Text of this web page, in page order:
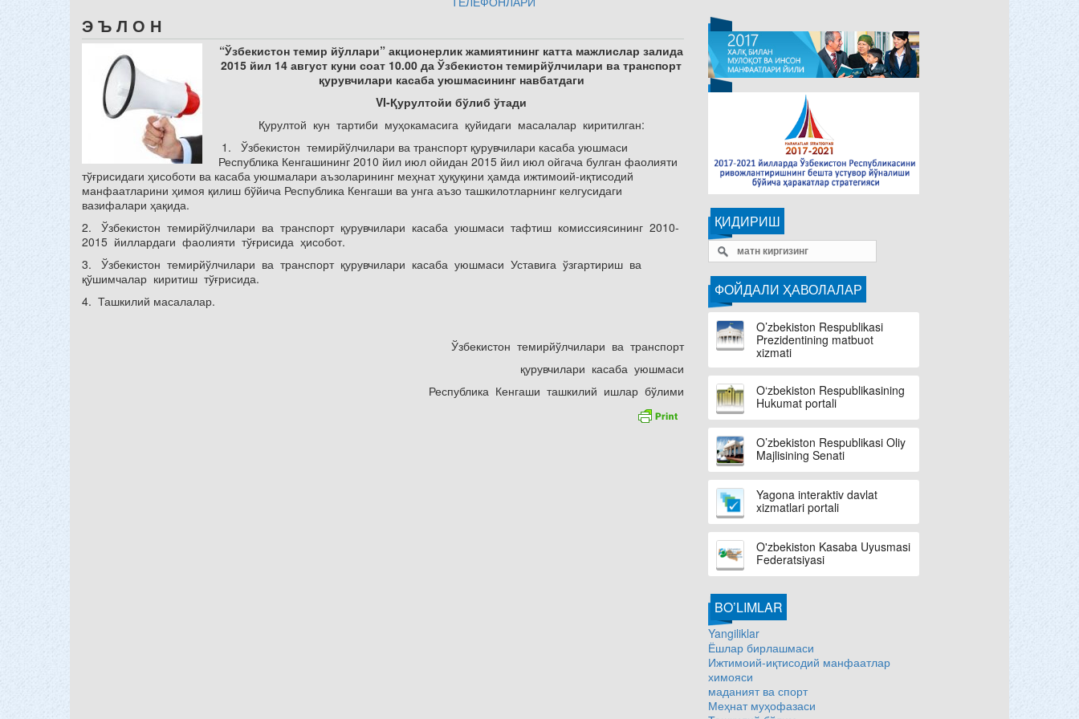
Э Ъ Л О Н
“Ўзбекистон темир йўллари” акционерлик жамиятининг катта мажлислар залида
2015 йил 14 август куни соат 10.00 да Ўзбекистон темирйўлчилари ва транспорт
қурувчилари касаба уюшмасининг навбатдаги
VI-Қурултойи бўлиб ўтади
Қурултой кун тартиби муҳокамасига қуйидаги масалалар киритилган:
1. Ўзбекистон темирйўлчилари ва транспорт қурувчилари касаба уюшмаси
Республика Кенгашининг 2010 йил июл ойидан 2015 йил июл ойгача булган фаолияти
тўғрисидаги ҳисоботи ва касаба уюшмалари аъзоларининг меҳнат ҳуқуқини ҳамда ижтимоий-иқтисодий
манфаатларини ҳимоя қилиш бўйича Республика Кенгаши ва унга аъзо ташкилотларнинг келгусидаги
вазифалари ҳақида.
2. Ўзбекистон темирйўлчилари ва транспорт қурувчилари касаба уюшмаси тафтиш комиссиясининг 2010-
2015 йиллардаги фаолияти тўғрисида ҳисобот.
3. Ўзбекистон темирйўлчилари ва транспорт қурувчилари касаба уюшмаси Уставига ўзгартириш ва
қўшимчалар киритиш тўғрисида.
4. Ташкилий масалалар.
Ўзбекистон темирйўлчилари ва транспорт
қурувчилари касаба уюшмаси
Республика Кенгаши ташкилий ишлар бўлими
ҚИДИРИШ
ФОЙДАЛИ ҲАВОЛАЛАР
O’zbekiston Respublikasi
Prezidentining matbuot
xizmati
O‘zbekiston Respublikasining
Hukumat portali
O’zbekiston Respublikasi Oliy
Majlisining Senati
Yagona interaktiv davlat
xizmatlari portali
O'zbekiston Kasaba Uyusmasi
Federatsiyasi
BO’LIMLAR
Yangiliklar
Ёшлар бирлашмаси
Ижтимоий-иқтисодий манфаатлар
химояси
маданият ва спорт
Меҳнат муҳофазаси